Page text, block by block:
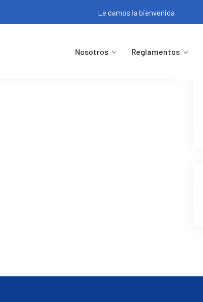
Le damos la bienvenida
Nosotros Reglamentos